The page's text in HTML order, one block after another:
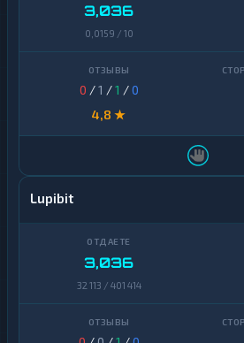
3,036
0,0159 / 10
0 /1 /1 /0
4,8 ★
Lupibit
3,036
32 113 / 401 414